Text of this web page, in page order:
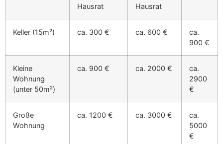
Hausrat
Hausrat
Keller (15m²) ca. 300 € ca. 600 €
ca.
900 €
Kleine
Wohnung
(unter 50m²)
ca. 900 € ca. 2000 €
ca.
2900
€
Große
Wohnung
ca. 1200 € ca. 3000 €
ca.
5000
€